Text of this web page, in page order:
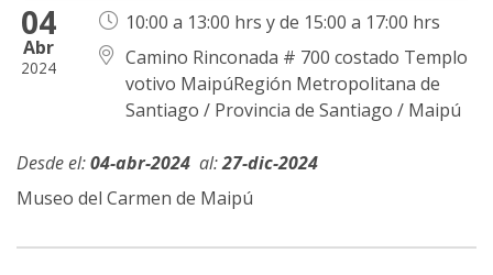
04
Abr
2024
10:00 a 13:00 hrs y de 15:00 a 17:00 hrs
Camino Rinconada # 700 costado Templo
votivo MaipúRegión Metropolitana de
Santiago / Provincia de Santiago / Maipú
04-abr-2024
27-dic-2024
Museo del Carmen de Maipú